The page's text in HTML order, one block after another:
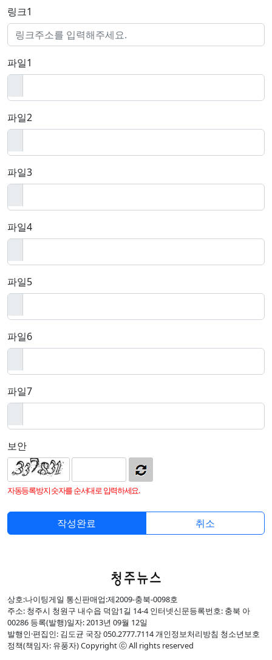
링크1
파일1
파일2
파일3
파일4
파일5
파일6
파일7
보안
자동등록방지 숫자를 순서대로 입력하세요.
취소
상호:나이팅게일 통신판매업:제2009-충북-0098호
주소: 청주시 청원구 내수읍 덕암1길 14-4 인터넷신문등록번호: 충북 아
00286 등록(발행)일자: 2013년 09월 12일
발행인·편집인: 김도균 국장 050.2777.7114 개인정보처리방침 청소년보호
정책(책임자: 유풍자) Copyright ⓒ All rights reserved